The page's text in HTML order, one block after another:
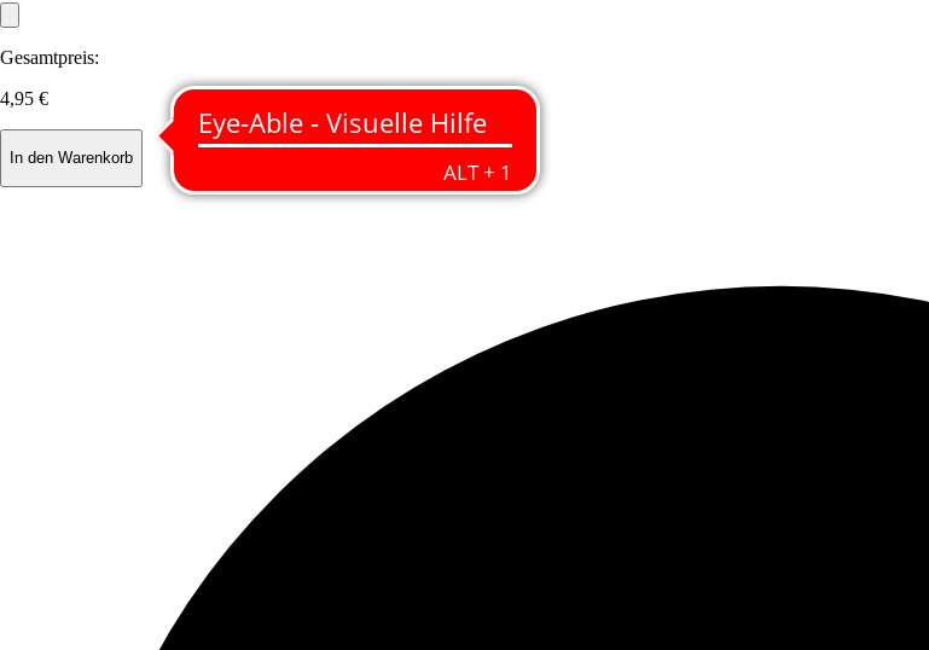
Gesamtpreis:
4,95 €
In den Warenkorb